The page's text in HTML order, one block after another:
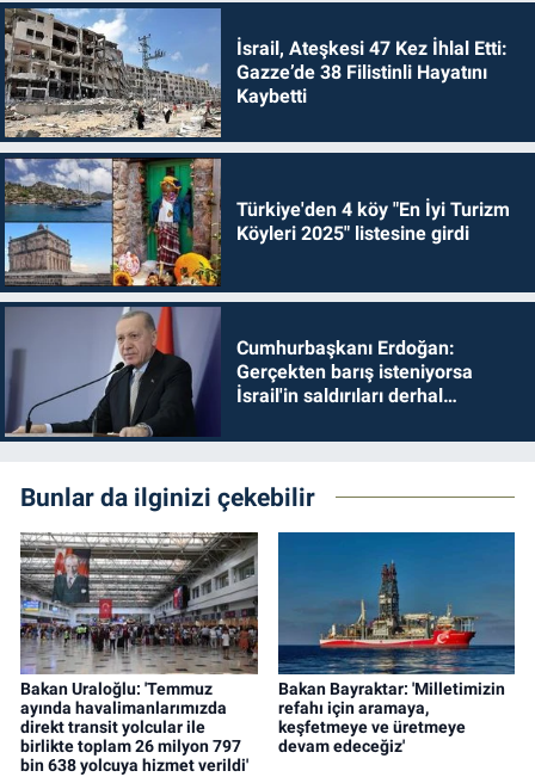
İsrail, Ateşkesi 47 Kez İhlal Etti:
Gazze’de 38 Filistinli Hayatını
Kaybetti
Türkiye'den 4 köy "En İyi Turizm
Köyleri 2025" listesine girdi
Cumhurbaşkanı Erdoğan:
Gerçekten barış isteniyorsa
İsrail'in saldırıları derhal
Bunlar da ilginizi çekebilir
Bakan Uraloğlu: 'Temmuz
ayında havalimanlarımızda
direkt transit yolcular ile
birlikte toplam 26 milyon 797
bin 638 yolcuya hizmet verildi'
Bakan Bayraktar: 'Milletimizin
refahı için aramaya,
keşfetmeye ve üretmeye
devam edeceğiz'